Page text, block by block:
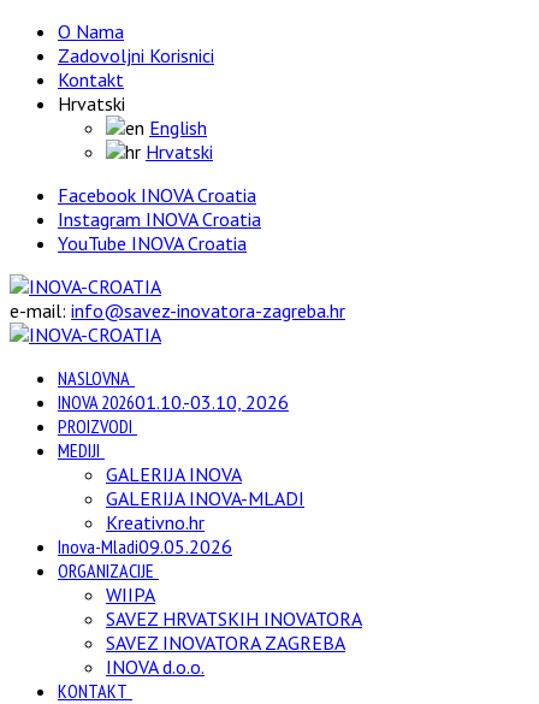
O Nama
Zadovoljni Korisnici
Kontakt
Hrvatski
English
Hrvatski
Facebook INOVA Croatia
Instagram INOVA Croatia
YouTube INOVA Croatia
e-mail: info@savez-inovatora-zagreba.hr
NASLOVNA
INOVA 202601.10.-03.10, 2026
PROIZVODI
MEDIJI
GALERIJA INOVA
GALERIJA INOVA-MLADI
Kreativno.hr
Inova-Mladi09.05.2026
ORGANIZACIJE
WIIPA
SAVEZ HRVATSKIH INOVATORA
SAVEZ INOVATORA ZAGREBA
INOVA d.o.o.
KONTAKT